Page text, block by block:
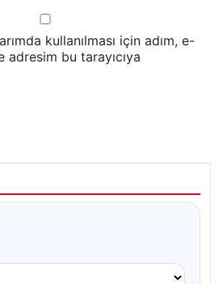
kullanılması için adım, e-
bu tarayıcıya